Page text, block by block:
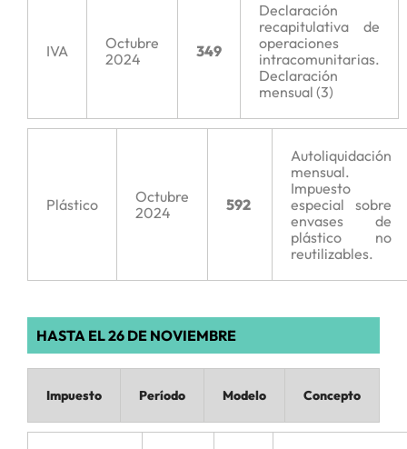
IVA
Octubre
2024
349
Declaración
recapitulativa de
operaciones
intracomunitarias.
Declaración
mensual (3)
Plástico
Octubre
2024
592
Autoliquidación
mensual.
Impuesto
especial sobre
envases de
plástico no
reutilizables.
HASTA EL 26 DE NOVIEMBRE
Impuesto Período Modelo Concepto